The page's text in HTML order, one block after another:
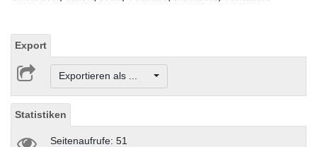
Export
Exportieren als ...
Statistiken
Seitenaufrufe: 51